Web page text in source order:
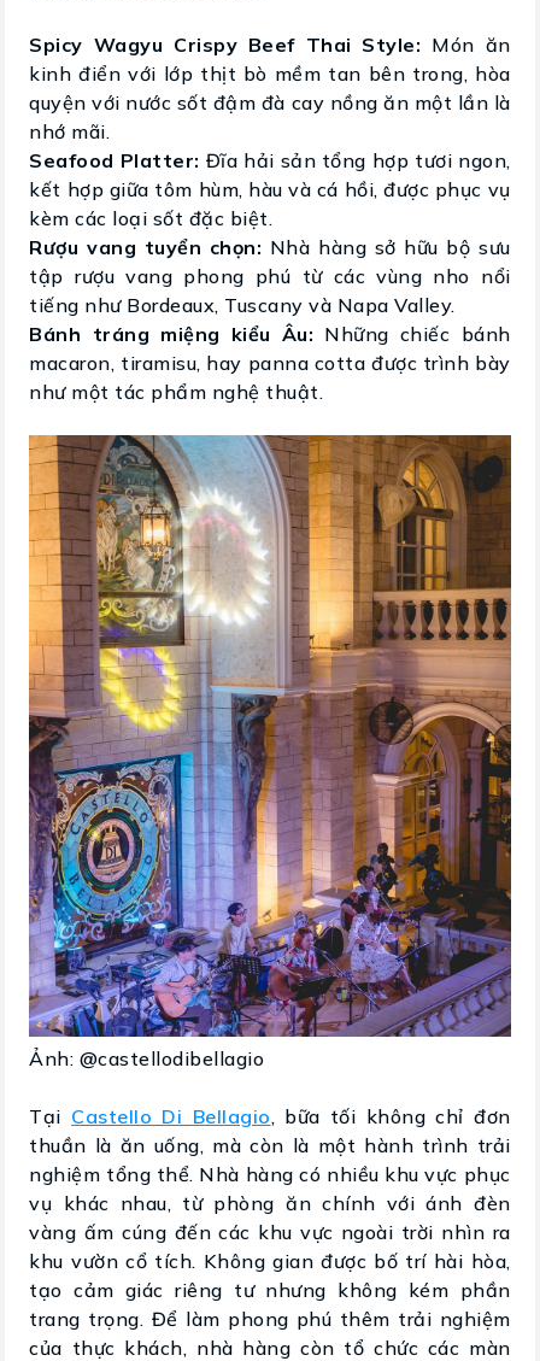
Spicy Wagyu Crispy Beef Thai Style: Món ăn
kinh điển với lớp thịt bò mềm tan bên trong, hòa
quyện với nước sốt đậm đà cay nồng ăn một lần là
nhớ mãi.
Seafood Platter: Đĩa hải sản tổng hợp tươi ngon,
kết hợp giữa tôm hùm, hàu và cá hồi, được phục vụ
kèm các loại sốt đặc biệt.
Rượu vang tuyển chọn: Nhà hàng sở hữu bộ sưu
tập rượu vang phong phú từ các vùng nho nổi
tiếng như Bordeaux, Tuscany và Napa Valley.
Bánh tráng miệng kiểu Âu: Những chiếc bánh
macaron, tiramisu, hay panna cotta được trình bày
như một tác phẩm nghệ thuật.
Ảnh: @castellodibellagio
Tại Castello Di Bellagio, bữa tối không chỉ đơn
thuần là ăn uống, mà còn là một hành trình trải
nghiệm tổng thể. Nhà hàng có nhiều khu vực phục
vụ khác nhau, từ phòng ăn chính với ánh đèn
vàng ấm cúng đến các khu vực ngoài trời nhìn ra
khu vườn cổ tích. Không gian được bố trí hài hòa,
tạo cảm giác riêng tư nhưng không kém phần
trang trọng. Để làm phong phú thêm trải nghiệm
của thực khách, nhà hàng còn tổ chức các màn